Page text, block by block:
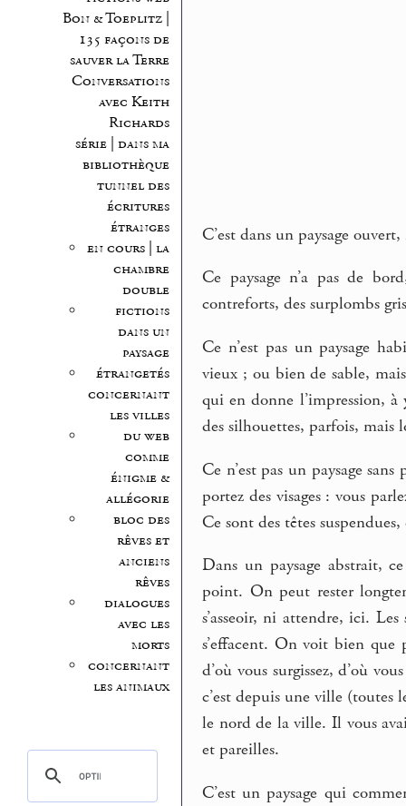
Bon & Toeplitz |
135 façons de
sauver la Terre
Conversations
avec Keith
Richards
série | dans ma
bibliothèque
tunnel des
écritures
étranges
en cours | la
chambre
double
fictions
dans un
paysage
étrangetés
concernant
les villes
du web
comme
énigme &
allégorie
bloc des
rêves et
anciens
rêves
dialogues
avec les
morts
concernant
les animaux
C’est dans un paysage
Ce paysage n’a pas de
contreforts, des surplombs
Ce n’est pas un paysage
vieux ; ou bien de sable,
qui en donne l’impression, à
des silhouettes, parfois, mais
Ce n’est pas un paysage
portez des visages : vous
Ce sont des têtes
Dans un paysage abstrait,
point. On peut rester
s’asseoir, ni attendre, ici.
s’effacent. On voit bien que
d’où vous surgissez, d’où
c’est depuis une ville (toutes
le nord de la ville. Il vous
et pareilles.
C’est un paysage qui